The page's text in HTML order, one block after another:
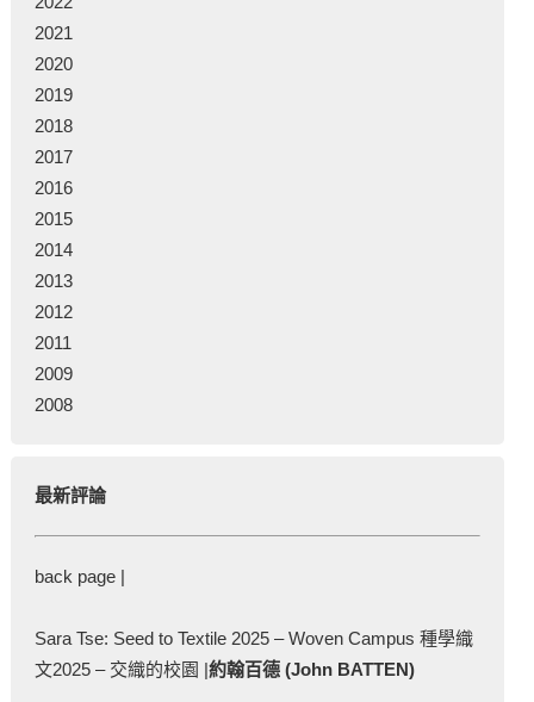
2021
2020
2019
2018
2017
2016
2015
2014
2013
2012
2011
2009
2008
最新評論
back page |
Sara Tse: Seed to Textile 2025 – Woven Campus 種學織
文2025 – 交織的校園 |約翰百德 (John BATTEN)